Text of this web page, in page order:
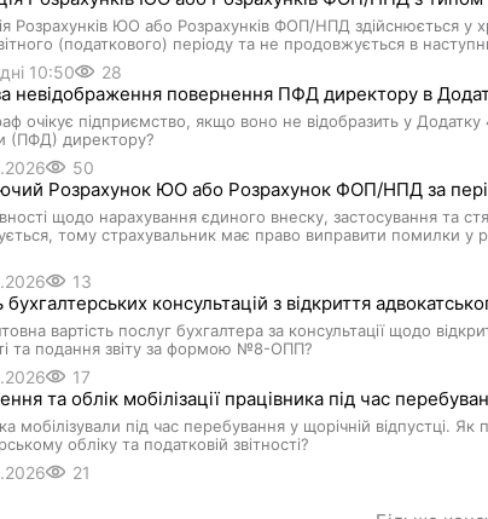
Розрахунків ЮО або Розрахунків ФОП/НПД здійснюється у
(податкового) періоду та не продовжується в
10:50 28
невідображення повернення ПФД директору в
очікує підприємство, якщо воно не відобразить у
(ПФД) директору?
50
Розрахунок ЮО або Розрахунок ФОП/НПД за
щодо нарахування єдиного внеску, застосування та
тому страхувальник має право виправити помилки у
13
бухгалтерських консультацій з відкриття
вартість послуг бухгалтера за консультації щодо
та подання звіту за формою №8-ОПП?
17
та облік мобілізації працівника під час
мобілізували під час перебування у щорічній відпустці.
обліку та податковій звітності?
21